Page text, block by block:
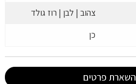
צהוב | לבן | רוז גולד
כן
השארת פרטים